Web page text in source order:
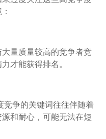
量质量较高的竞争者竞
才能获得排名。
竞争的关键词往往伴随着
和耐心，可能无法在短